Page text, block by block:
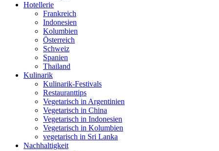
Hotellerie
Frankreich
Indonesien
Kolumbien
Österreich
Schweiz
Spanien
Thailand
Kulinarik
Kulinarik-Festivals
Restauranttips
Vegetarisch in Argentinien
Vegetarisch in China
Vegetarisch in Indonesien
Vegetarisch in Kolumbien
vegetarisch in Sri Lanka
Nachhaltigkeit